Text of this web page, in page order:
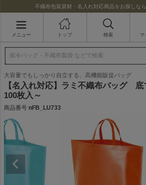
不織布包装資材・名入れ対応商品をお探しなら
メニュー トップ 検索 マ
大容量でもしっかり自立する、高機能販促バッグ
【名入れ対応】ラミ不織布バッグ
100枚入～
商品番号 nFB_LU733